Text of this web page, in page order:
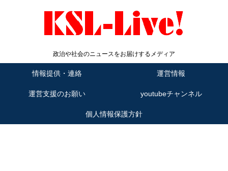
政治や社会のニュースをお届けするメディア
情報提供・連絡 運営情報
運営支援のお願い youtubeチャンネル
個人情報保護方針